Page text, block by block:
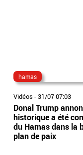
hamas
Vidéos -31/07 07:03
Donal Trump
historique a été
du Hamas dans la
plan de paix